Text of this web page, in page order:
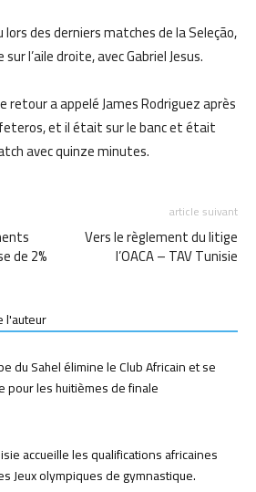
des derniers matches de la Seleção,
l’aile droite, avec Gabriel Jesus.
retour a appelé James Rodriguez après
et il était sur le banc et était
avec quinze minutes.
de 2%
article suivant
Vers le règlement du litige
l’OACA – TAV Tunisie
l'auteur
du Sahel élimine le Club Africain et se
pour les huitièmes de finale
accueille les qualifications africaines
Jeux olympiques de gymnastique.